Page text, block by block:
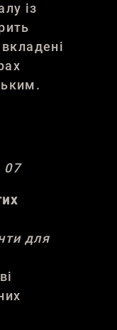
із
07
для